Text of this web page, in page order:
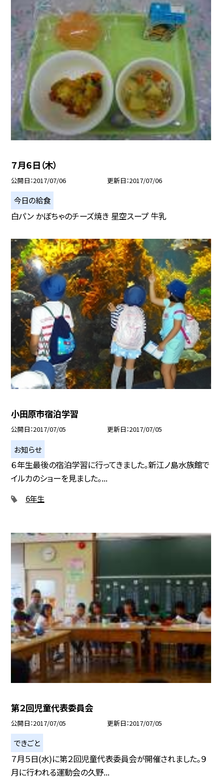
７月６日（木）
公開日 2017/07/06 更新日 2017/07/06
今日の給食
白パン かぼちゃのチーズ焼き 星空スープ 牛乳
小田原市宿泊学習
公開日 2017/07/05 更新日 2017/07/05
お知らせ
６年生最後の宿泊学習に行ってきました。新江ノ島水族館で
イルカのショーを見ました。...
6年生
第２回児童代表委員会
公開日 2017/07/05 更新日 2017/07/05
できごと
７月５日(水)に第２回児童代表委員会が開催されました。９
月に行われる運動会の久野...